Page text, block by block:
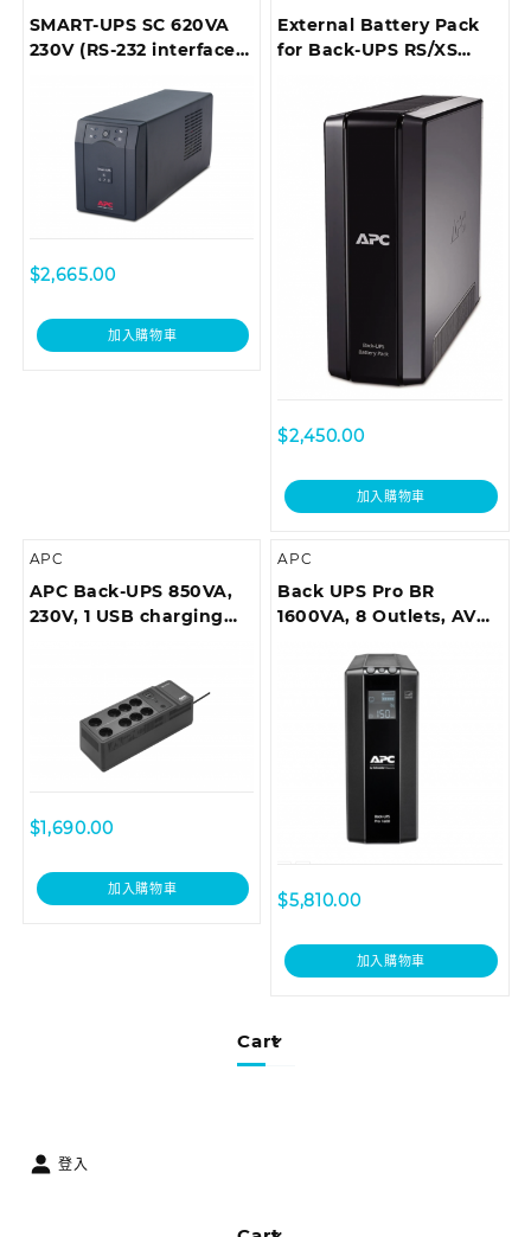
Cart
SMART-UPS SC 620VA
230V (RS-232 interface),
$2,665.00
加入購物車
External Battery Pack
for Back-UPS RS/XS
$2,450.00
加入購物車
APC
APC Back-UPS 850VA,
230V, 1 USB charging
$1,690.00
加入購物車
APC
Back UPS Pro BR
1600VA, 8 Outlets, AVR,
$5,810.00
加入購物車
登入